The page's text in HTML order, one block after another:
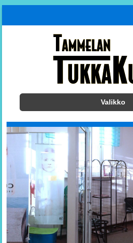
Valikko